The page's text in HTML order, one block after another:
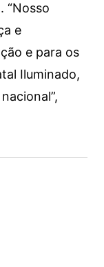
“Nosso
e
e para os
Iluminado,